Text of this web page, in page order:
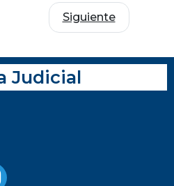
Siguiente
Judicial